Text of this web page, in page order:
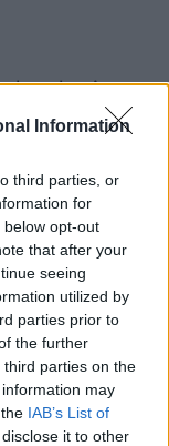
Information
third parties, or
for
opt-out
that after your
seeing
utilized by
parties prior to
the further
parties on the
may
IAB’s List of
it to other
kambario
naudojant
ore
taip
sporas,